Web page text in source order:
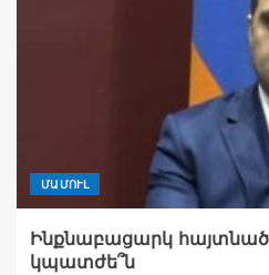
ՄԱՄՈՒԼ
Ինքնաբացարկ
կպատժե՞ն